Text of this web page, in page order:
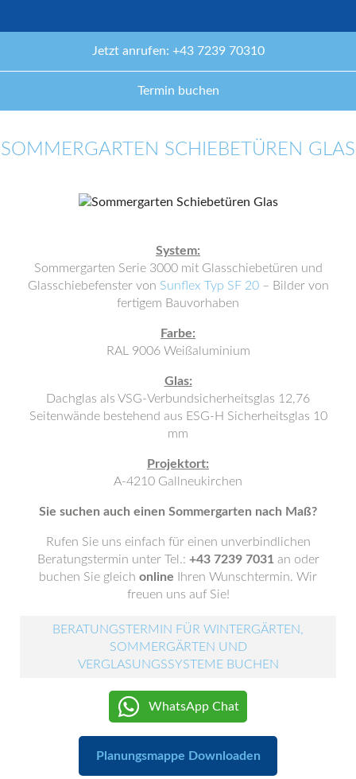
Jetzt anrufen: +43 7239 70310
Termin buchen
SOMMERGARTEN SCHIEBETÜREN GLAS
System:
Sommergarten Serie 3000 mit Glasschiebetüren und
Glasschiebefenster von Sunflex Typ SF 20– Bilder von
fertigem Bauvorhaben
Farbe:
RAL 9006 Weißaluminium
Glas:
Dachglas als VSG-Verbundsicherheitsglas 12,76
Seitenwände bestehend aus ESG-H Sicherheitsglas 10
mm
Projektort:
A-4210 Gallneukirchen
Sie suchen auch einen Sommergarten nach Maß?
Rufen Sie uns einfach für einen unverbindlichen
Beratungstermin unter Tel.: +43 7239 7031 an oder
buchen Sie gleich online Ihren Wunschtermin. Wir
freuen uns auf Sie!
BERATUNGSTERMIN FÜR WINTERGÄRTEN,
SOMMERGÄRTEN UND
VERGLASUNGSSYSTEME BUCHEN
WhatsApp Chat
Planungsmappe Downloaden